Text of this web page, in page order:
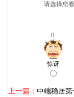
请选择您
0
惊讶
上一篇： 中端稳居